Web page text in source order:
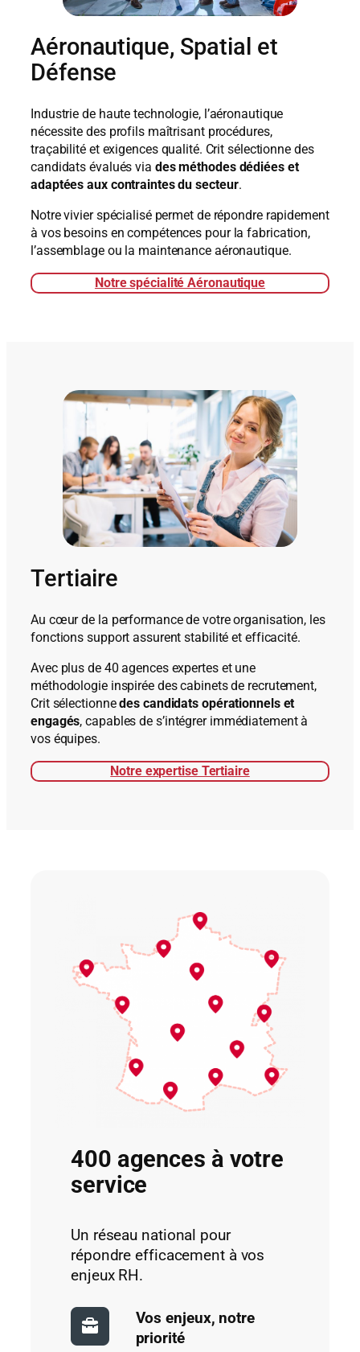
Aéronautique, Spatial et
Défense
Industrie de haute technologie, l’aéronautique
nécessite des profils maîtrisant procédures,
traçabilité et exigences qualité. Crit sélectionne des
candidats évalués via des méthodes dédiées et
adaptées aux contraintes du secteur.
Notre vivier spécialisé permet de répondre rapidement
à vos besoins en compétences pour la fabrication,
l’assemblage ou la maintenance aéronautique.
Notre spécialité Aéronautique
Tertiaire
Au cœur de la performance de votre organisation, les
fonctions support assurent stabilité et efficacité.
Avec plus de 40 agences expertes et une
méthodologie inspirée des cabinets de recrutement,
Crit sélectionnedes candidats opérationnels et
engagés, capables de s’intégrer immédiatement à
vos équipes.
Notre expertise Tertiaire
400 agences à votre
service
Un réseau national pour
répondre efficacement à vos
enjeux RH.
Vos enjeux, notre
priorité